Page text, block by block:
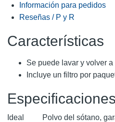
Información para pedidos
Reseñas / P y R
Características
Se puede lavar y volver a
Incluye un filtro por
Especificaciones
Ideal
Polvo del sótano,